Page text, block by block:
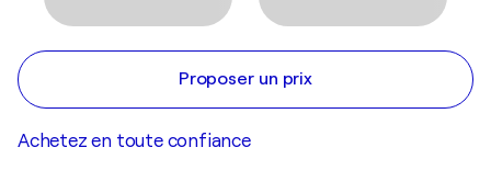
Proposer un prix
Achetez en toute confiance